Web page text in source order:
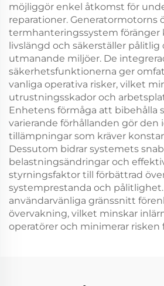
möjliggör enkel åtkomst för
reparationer. Generatormotorns
termhanteringssystem
livslängd och säkerställer pålitlig
utmanande miljöer. De
säkerhetsfunktionerna ger
vanliga operativa risker, vilket
utrustningsskador och
Enhetens förmåga att bibehålla
varierande förhållanden gör den
tillämpningar som kräver
Dessutom bidrar systemets
belastningsändringar och
styrningsfaktor till förbättrad
systemprestanda och
användarvänliga gränssnitt
övervakning, vilket minskar
operatörer och minimerar risken